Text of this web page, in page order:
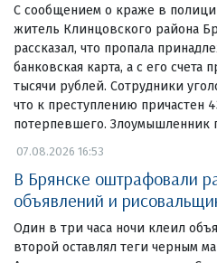
С сообщением о краже в
житель Клинцовского района
рассказал, что пропала
банковская карта, а с его счета
тысячи рублей. Сотрудники
что к преступлению причастен
потерпевшего. Злоумышленник
07.08.2026 16:53
В Брянске оштрафовали
объявлений и
Один в три часа ночи клеил
второй оставлял теги черным